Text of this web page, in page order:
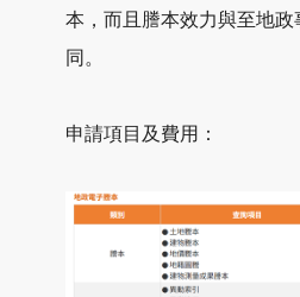
本，而且謄本效力與至地
同。
申請項目及費用：